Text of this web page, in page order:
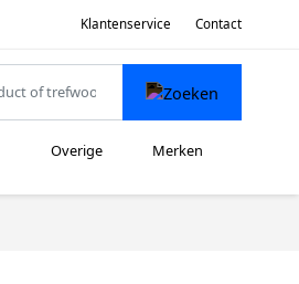
Klantenservice Contact
Overige Merken